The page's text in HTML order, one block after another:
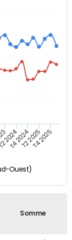
Ouest)
2024
T4 2024T2 2025T4 2025
Somme